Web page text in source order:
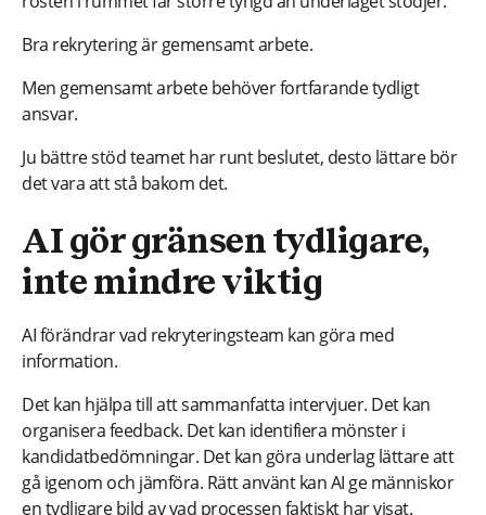
Bra rekrytering är gemensamt arbete.
Men gemensamt arbete behöver fortfarande tydligt
ansvar.
Ju bättre stöd teamet har runt beslutet, desto lättare bör
det vara att stå bakom det.
AI gör gränsen tydligare,
inte mindre viktig
AI förändrar vad rekryteringsteam kan göra med
information.
Det kan hjälpa till att sammanfatta intervjuer. Det kan
organisera feedback. Det kan identifiera mönster i
kandidatbedömningar. Det kan göra underlag lättare att
gå igenom och jämföra. Rätt använt kan AI ge människor
en tydligare bild av vad processen faktiskt har visat.